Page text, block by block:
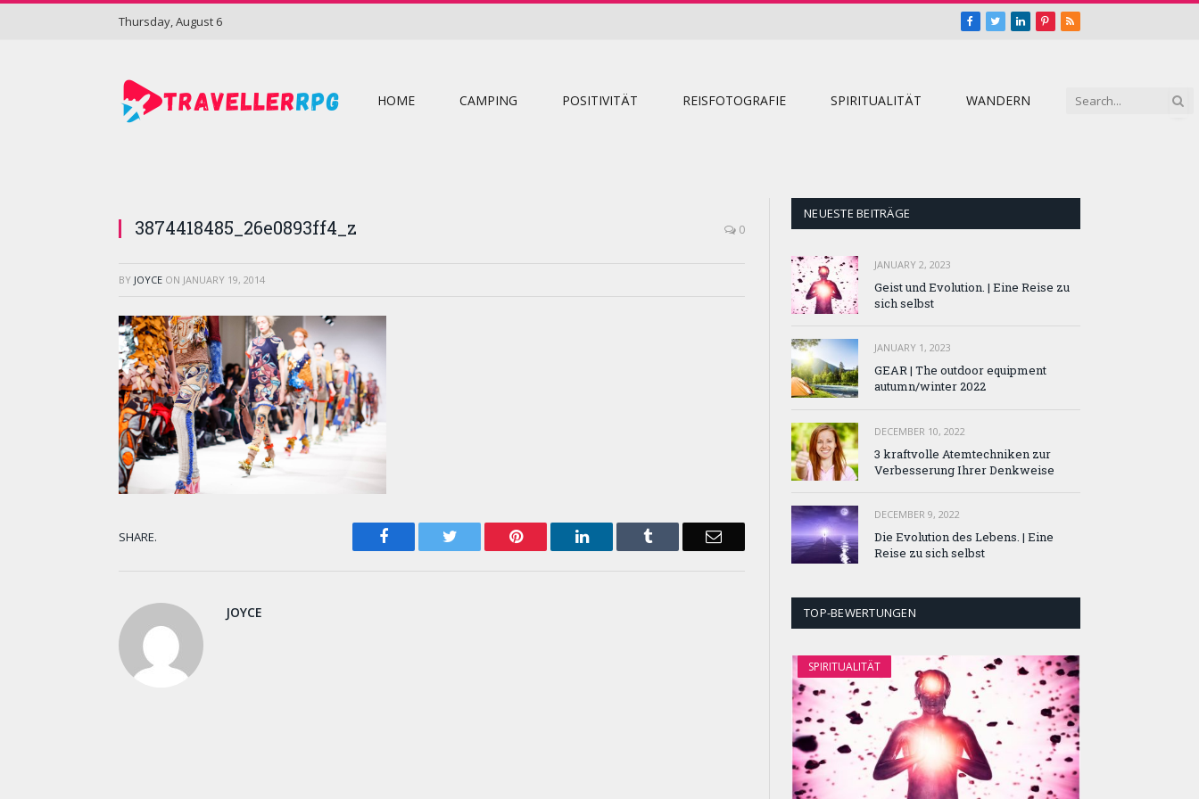
Thursday, August 6 Facebook
TwitterLinkedInPinterest
RSS
HOME CAMPING POSITIVITÄT REISFOTOGRAFIE SPIRITUALITÄT WANDERN
3874418485_26e0893ff4_z 0
BY JOYCE ON JANUARY 19, 2014
SHARE. Facebook Twitter Pinterest LinkedIn Tumblr Email
JOYCE
NEUESTE BEITRÄGE
JANUARY 2, 2023
Geist und Evolution. | Eine Reise zu
sich selbst
JANUARY 1, 2023
GEAR | The outdoor equipment
autumn/winter 2022
DECEMBER 10, 2022
3 kraftvolle Atemtechniken zur
Verbesserung Ihrer Denkweise
DECEMBER 9, 2022
Die Evolution des Lebens. | Eine
Reise zu sich selbst
TOP-BEWERTUNGEN
SPIRITUALITÄT